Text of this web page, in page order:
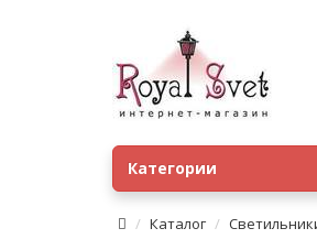
Категории
Каталог